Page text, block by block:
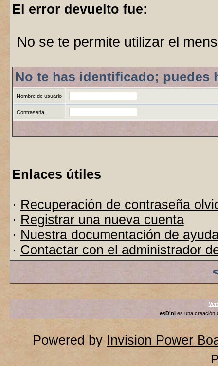
El error devuelto fue:
No se te permite utilizar el
No te has identificado; puedes
Nombre de usuario
Contraseña
Enlaces útiles
· Recuperación de contraseña
· Registrar una nueva cuenta
· Nuestra documentación de
· Contactar con el administrador
esD'nies una creación
Powered by Invision Power